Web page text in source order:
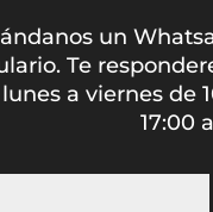
un
Te
a viernes de
17:00